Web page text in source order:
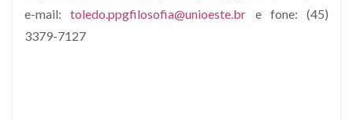
e-mail:toledo.ppgfilosofia@unioeste.br e fone: (45)
3379-7127